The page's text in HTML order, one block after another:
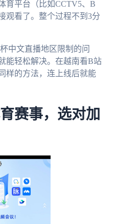
育平台（比如CCTV5、B
观看了。整个过程不到3分
中文直播地区限制的问
能轻松解决。在越南看B站
样的方法，连上线后就能
赛事，选对加